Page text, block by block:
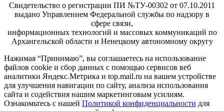
Свидетельство о регистрации ПИ №ТУ-00302 от 07.10.2011
выдано Управлением Федеральной службы по надзору в
сфере связи,
информационных технологий и массовых коммуникаций по
Архангельской области и Ненецкому автономному округу
Нажимая “Принимаю”, вы соглашаетесь на использование
файлов cookie и сбор данных с помощью сервисов веб
аналитики Яндекс.Метрика и top.mail.ru на вашем устройстве
для улучшения навигации по сайту, анализа использования
сайта и содействия нашим маркетинговым усилиям.
Ознакомьтесь с нашей Политикой конфиденциальности для